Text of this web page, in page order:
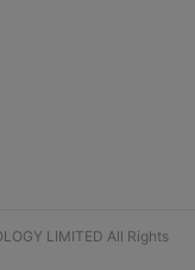
LIMITED All Rights